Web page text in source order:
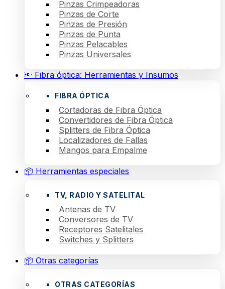
Pinzas Crimpeadoras
Pinzas de Corte
Pinzas de Presión
Pinzas de Punta
Pinzas Pelacables
Pinzas Universales
🔦 Fibra óptica: Herramientas y Insumos
FIBRA ÓPTICA
Cortadoras de Fibra Óptica
Convertidores de Fibra Óptica
Splitters de Fibra Óptica
Localizadores de Fallas
Mangos para Empalme
📦 Herramientas especiales
TV, RADIO Y SATELITAL
Antenas de TV
Conversores de TV
Receptores Satelitales
Switches y Splitters
📦 Otras categorías
OTRAS CATEGORÍAS